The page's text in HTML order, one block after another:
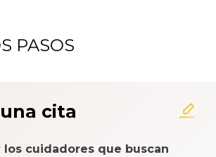
Sistema de
PASOS
cita
los cuidadores que buscan